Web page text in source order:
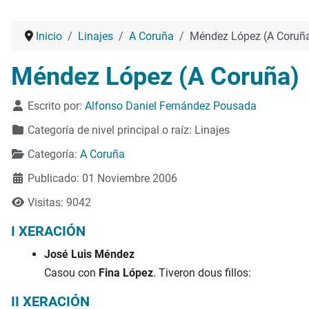
Inicio Linajes A Coruña Méndez López (A
Méndez López (A Coruña)
Detalles
Escrito por: Alfonso Daniel Fernández Pousada
Categoría de nivel principal o raíz: Linajes
Categoría: A Coruña
Publicado: 01 Noviembre 2006
Visitas: 9042
I XERACIÓN
José Luis Méndez
Casou con Fina López. Tiveron dous fillos:
II XERACIÓN